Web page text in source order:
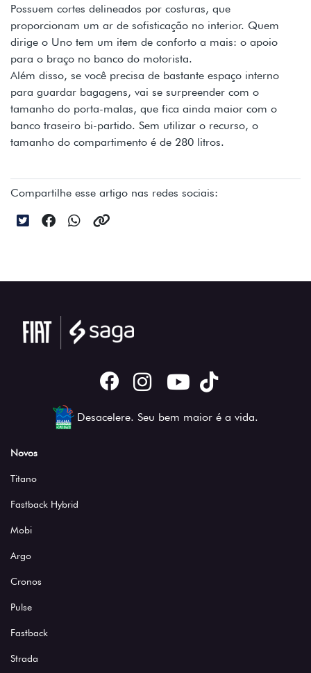
Possuem cortes delineados por costuras, que
proporcionam um ar de sofisticação no interior. Quem
dirige o Uno tem um item de conforto a mais: o apoio
para o braço no banco do motorista.
Além disso, se você precisa de bastante espaço interno
para guardar bagagens, vai se surpreender com o
tamanho do porta-malas, que fica ainda maior com o
banco traseiro bi-partido. Sem utilizar o recurso, o
tamanho do compartimento é de 280 litros.
Compartilhe esse artigo nas redes sociais:
Desacelere. Seu bem maior é a vida.
Novos
Titano
Fastback Hybrid
Mobi
Argo
Cronos
Pulse
Fastback
Strada